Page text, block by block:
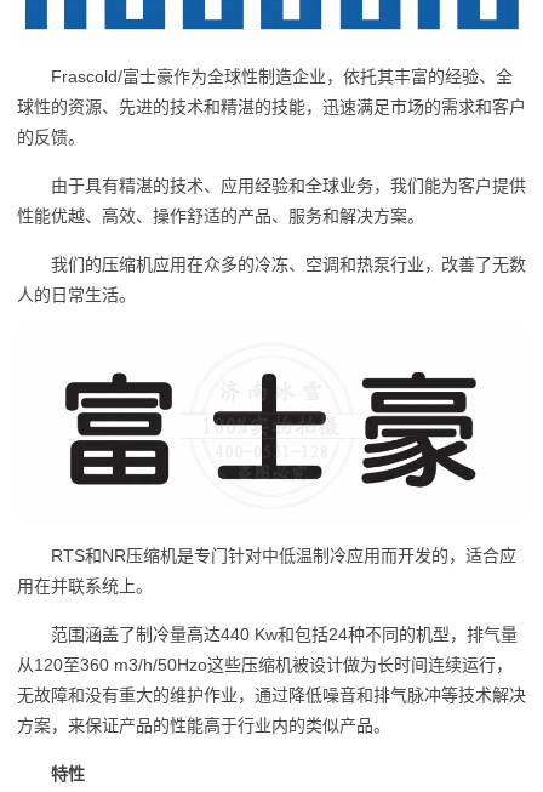
Frascold/富士豪作为全球性制造企业，依托其丰富的经验、全
球性的资源、先进的技术和精湛的技能，迅速满足市场的需求和客户
的反馈。
由于具有精湛的技术、应用经验和全球业务，我们能为客户提供
性能优越、高效、操作舒适的产品、服务和解决方案。
我们的压缩机应用在众多的冷冻、空调和热泵行业，改善了无数
人的日常生活。
RTS和NR压缩机是专门针对中低温制冷应用而开发的，适合应
用在并联系统上。
范围涵盖了制冷量高达440 Kw和包括24种不同的机型，排气量
从120至360 m3/h/50Hzo这些压缩机被设计做为长时间连续运行，
无故障和没有重大的维护作业，通过降低噪音和排气脉冲等技术解决
方案，来保证产品的性能高于行业内的类似产品。
特性